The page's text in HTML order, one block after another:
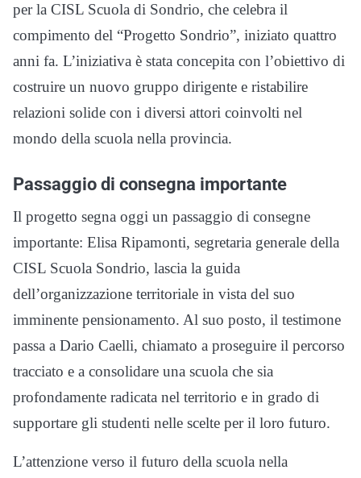
per la CISL Scuola di Sondrio, che celebra il
compimento del “Progetto Sondrio”, iniziato quattro
anni fa. L’iniziativa è stata concepita con l’obiettivo di
costruire un nuovo gruppo dirigente e ristabilire
relazioni solide con i diversi attori coinvolti nel
mondo della scuola nella provincia.
Passaggio di consegna importante
Il progetto segna oggi un passaggio di consegne
importante: Elisa Ripamonti, segretaria generale della
CISL Scuola Sondrio, lascia la guida
dell’organizzazione territoriale in vista del suo
imminente pensionamento. Al suo posto, il testimone
passa a Dario Caelli, chiamato a proseguire il percorso
tracciato e a consolidare una scuola che sia
profondamente radicata nel territorio e in grado di
supportare gli studenti nelle scelte per il loro futuro.
L’attenzione verso il futuro della scuola nella